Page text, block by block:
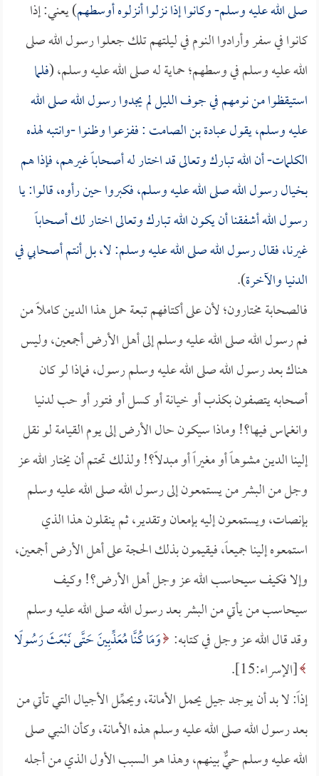
صلى الله عليه وسلم- وكانوا إذا نزلوا أنزلوه أوسطهم) يعني: إذا
كانوا في سفر وأرادوا النوم في ليلتهم تلك جعلوا رسول الله صلى
الله عليه وسلم في وسطهم؛ حماية له صلى الله عليه وسلم، (فلما
استيقظوا من نومهم في جوف الليل لم يجدوا رسول الله صلى الله
عليه وسلم، يقولعبادة بن الصامت: ففزعوا وظنوا -وانتبه لهذه
الكلمات- أن الله تبارك وتعالى قد اختار له أصحاباً غيرهم، فإذا هم
بخيال رسول الله صلى الله عليه وسلم، فكبروا حين رأوه، قالوا: يا
رسول الله أشفقنا أن يكون الله تبارك وتعالى اختار لك أصحاباً
غيرنا، فقال رسول الله صلى الله عليه وسلم: لا، بل أنتم أصحابي في
الدنيا والآخرة).
فالصحابة مختارون؛ لأن على أكتافهم تبعة حمل هذا الدين كاملاً من
فم رسول الله صلى الله عليه وسلم إلى أهل الأرض أجمعين، وليس
هناك بعد رسول الله صلى الله عليه وسلم رسول، فماذا لو كان
أصحابه يتصفون بكذب أو خيانة أو كسل أو فتور أو حب لدنيا
وانغماس فيها؟! وماذا سيكون حال الأرض إلى يوم القيامة لو نقل
إلينا الدين مشوهاً أو مغيراً أو مبدلاً؟! ولذلك تحتم أن يختار الله عز
وجل من البشر من يستمعون إلى رسول الله صلى الله عليه وسلم
بإنصات، ويستمعون إليه بإمعان وتقدير، ثم ينقلون هذا الذي
استمعوه إلينا جميعاً، فيقيمون بذلك الحجة على أهل الأرض أجمعين،
وإلا فكيف سيحاسب الله عز وجل أهل الأرض؟! وكيف
سيحاسب من يأتي من البشر بعد رسول الله صلى الله عليه وسلم
وقد قال الله عز وجل في كتابه: وَمَا كُنَّا مُعَذِّبِينَ حَتَّى نَبْعَثَ رَسُولًا
[الإسراء:15].
إذاً: لا بد أن يوجد جيل يحمل الأمانة، ويحمِّل الأجيال التي تأتي من
بعد رسول الله صلى الله عليه وسلم هذه الأمانة، وكأن النبي صلى
الله عليه وسلم حيٌّ بينهم، وهذا هو السبب الأول الذي من أجله